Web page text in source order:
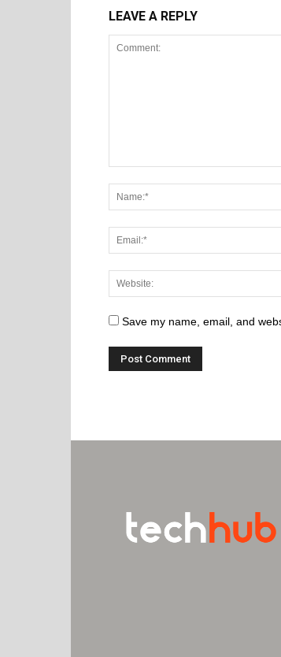
LEAVE A REPLY
Save my name, email, and